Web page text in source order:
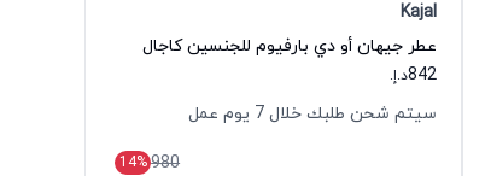
Kajal
عطر جيهان أو دي بارفيوم للجنسين كاجال
842د.إ.
سيتم شحن طلبك خلال 7 يوم عمل
980
14%